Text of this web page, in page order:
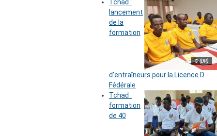
© (DR)
Tchad :
lancement
de la
formation
d’entraîneurs pour la Licence D
Fédérale
Tchad :
formation
de 40